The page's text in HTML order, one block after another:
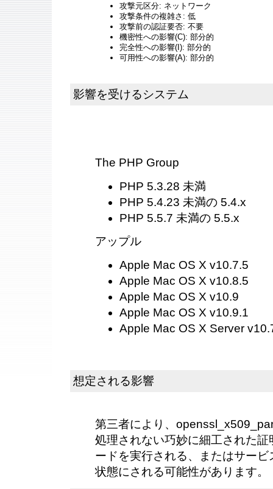
攻撃元区分: ネットワーク
攻撃条件の複雑さ: 低
攻撃前の認証要否: 不要
機密性への影響(C): 部分的
完全性への影響(I): 部分的
可用性への影響(A): 部分的
影響を受けるシステム
The PHP Group
PHP 5.3.28 未満
PHP 5.4.23 未満の 5.4.x
PHP 5.5.7 未満の 5.5.x
アップル
Apple Mac OS X v10.7.5
Apple Mac OS X v10.8.5
Apple Mac OS X v10.9
Apple Mac OS X v10.9.1
Apple Mac OS X Server
想定される影響
第三者により、
処理されない巧妙に細工された
ードを実行される、またはサー
状態にされる可能性があります。